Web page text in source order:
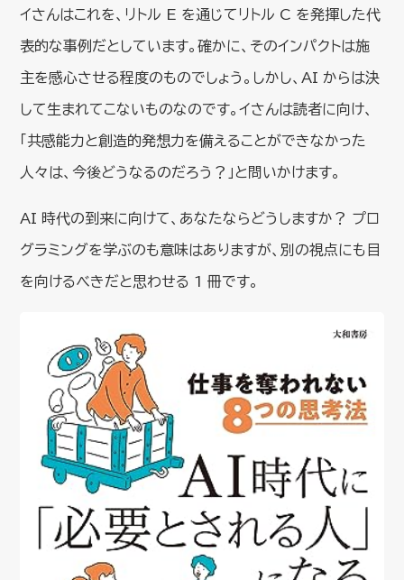
イさんはこれを、リトル E を通じてリトル C を発揮した代
表的な事例だとしています。確かに、そのインパクトは施
主を感心させる程度のものでしょう。しかし、AI からは決
して生まれてこないものなのです。イさんは読者に向け、
「共感能力と創造的発想力を備えることができなかった
人々は、今後どうなるのだろう？」と問いかけます。
AI 時代の到来に向けて、あなたならどうしますか？ プロ
グラミングを学ぶのも意味はありますが、別の視点にも目
を向けるべきだと思わせる 1 冊です。